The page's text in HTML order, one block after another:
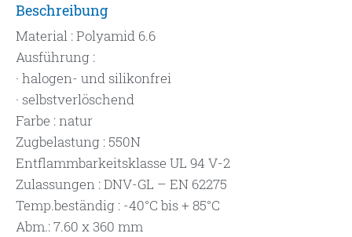
Beschreibung
Material : Polyamid 6.6
Ausführung :
· halogen- und silikonfrei
· selbstverlöschend
Farbe : natur
Zugbelastung : 550N
Entflammbarkeitsklasse UL 94 V-2
Zulassungen : DNV-GL – EN 62275
Temp.beständig : -40°C bis + 85°C
Abm.: 7.60 x 360 mm